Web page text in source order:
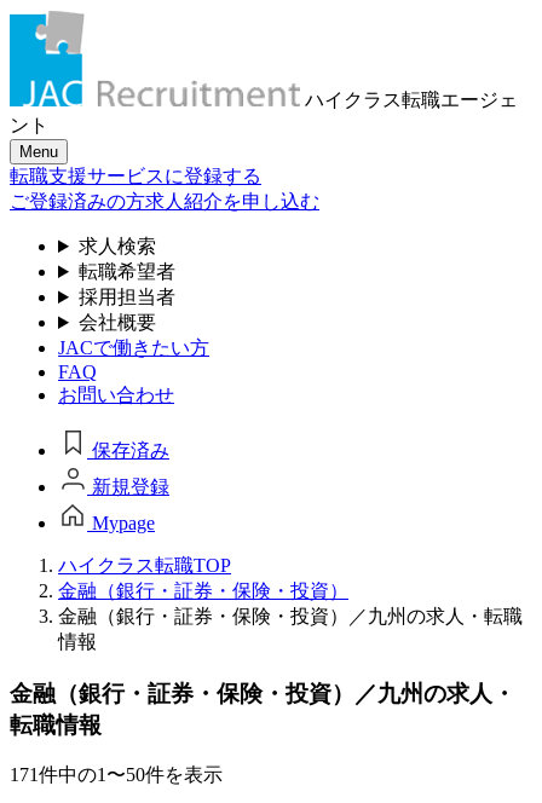
ハイクラス転職エージェ
ント
Menu
転職支援サービスに登録する
ご登録済みの方求人紹介を申し込む
求人検索
転職希望者
採用担当者
会社概要
JACで働きたい方
FAQ
お問い合わせ
保存済み
新規登録
Mypage
ハイクラス転職TOP
金融（銀行・証券・保険・投資）
金融（銀行・証券・保険・投資）／九州の求人・転職
情報
金融（銀行・証券・保険・投資）／九州の求人・
転職情報
171件中の1〜50件を表示